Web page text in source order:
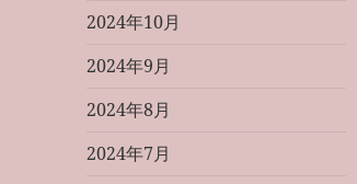
2024年10月
2024年9月
2024年8月
2024年7月